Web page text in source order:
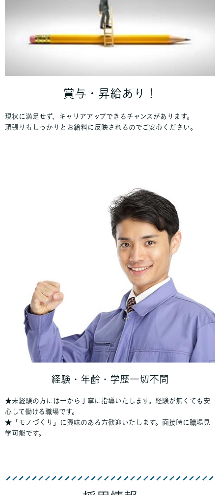
賞与・昇給あり！
現状に満足せず、キャリアアップできるチャンスがあります。
頑張りもしっかりとお給料に反映されるのでご安心ください。
経験・年齢・学歴一切不問
★未経験の方には一から丁寧に指導いたします。経験が無くても安
心して働ける職場です。
★「モノづくり」に興味のある方歓迎いたします。面接時に職場見
学可能です。